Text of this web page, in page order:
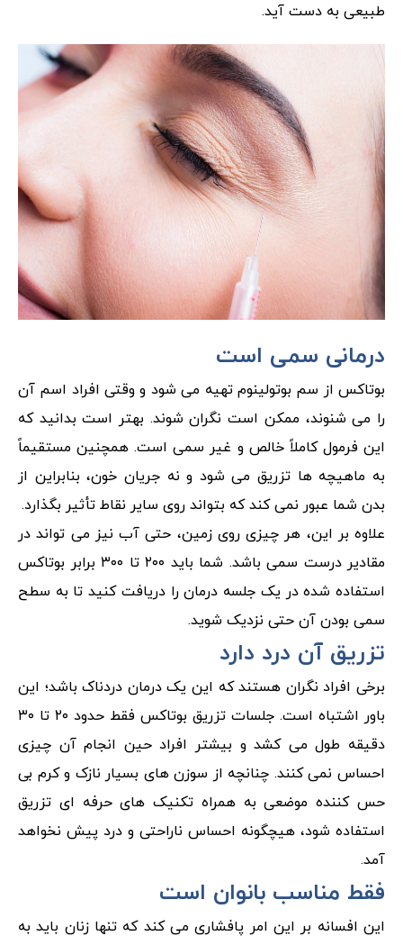
طبیعی به دست آید.
درمانی سمی است
بوتاکس از سم بوتولینوم تهیه می شود و وقتی افراد اسم آن
را می شنوند، ممکن است نگران شوند. بهتر است بدانید که
این فرمول کاملاً خالص و غیر سمی است. همچنین مستقیماً
به ماهیچه ها تزریق می شود و نه جریان خون، بنابراین از
بدن شما عبور نمی کند که بتواند روی سایر نقاط تأثیر بگذارد.
علاوه بر این، هر چیزی روی زمین، حتی آب نیز می تواند در
مقادیر درست سمی باشد. شما باید ۲۰۰ تا ۳۰۰ برابر بوتاکس
استفاده شده در یک جلسه درمان را دریافت کنید تا به سطح
سمی بودن آن حتی نزدیک شوید.
تزریق آن درد دارد
برخی افراد نگران هستند که این یک درمان دردناک باشد؛ این
باور اشتباه است. جلسات تزریق بوتاکس فقط حدود ۲۰ تا ۳۰
دقیقه طول می کشد و بیشتر افراد حین انجام آن چیزی
احساس نمی کنند. چنانچه از سوزن های بسیار نازک و کرم بی
حس کننده موضعی به همراه تکنیک های حرفه ای تزریق
استفاده شود، هیچگونه احساس ناراحتی و درد پیش نخواهد
آمد.
فقط مناسب بانوان است
این افسانه بر این امر پافشاری می کند که تنها زنان باید به